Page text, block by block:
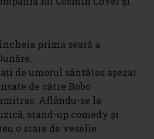
prima seară a
de umorul săntătos aşezat
de către Bobo
Aflându-se la
stand-up comedy şi
o stare de veselie